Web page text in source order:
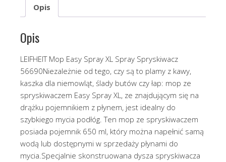
Opis
Opis
LEIFHEIT Mop Easy Spray XL Spray Spryskiwacz
56690Niezależnie od tego, czy są to plamy z kawy,
kaszka dla niemowląt, ślady butów czy łap: mop ze
spryskiwaczem Easy Spray XL, ze znajdującym się na
drążku pojemnikiem z płynem, jest idealny do
szybkiego mycia podłóg. Ten mop ze spryskiwaczem
posiada pojemnik 650 ml, który można napełnić samą
wodą lub dostępnymi w sprzedaży płynami do
mycia.Specjalnie skonstruowana dysza spryskiwacza